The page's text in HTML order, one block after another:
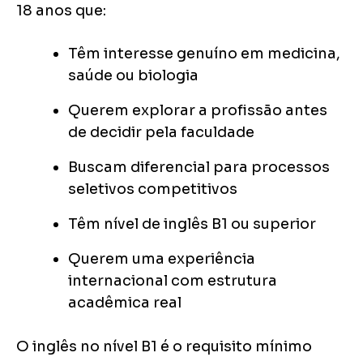
18 anos que:
Têm interesse genuíno em medicina,
saúde ou biologia
Querem explorar a profissão antes
de decidir pela faculdade
Buscam diferencial para processos
seletivos competitivos
Têm nível de inglês B1 ou superior
Querem uma experiência
internacional com estrutura
acadêmica real
O inglês no nível B1 é o requisito mínimo